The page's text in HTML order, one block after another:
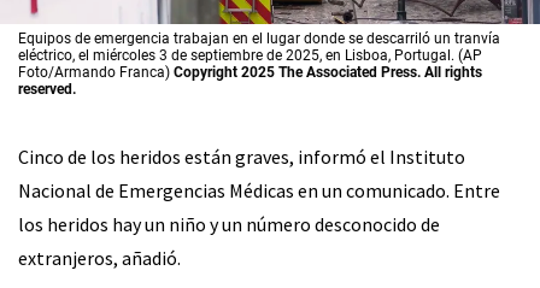
Equipos de emergencia trabajan en el lugar donde se descarriló un tranvía
eléctrico, el miércoles 3 de septiembre de 2025, en Lisboa, Portugal. (AP
Foto/Armando Franca) Copyright 2025 The Associated Press. All rights
reserved.
Cinco de los heridos están graves, informó el Instituto
Nacional de Emergencias Médicas en un comunicado. Entre
los heridos hay un niño y un número desconocido de
extranjeros, añadió.